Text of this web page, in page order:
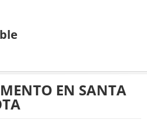
EN SANTA